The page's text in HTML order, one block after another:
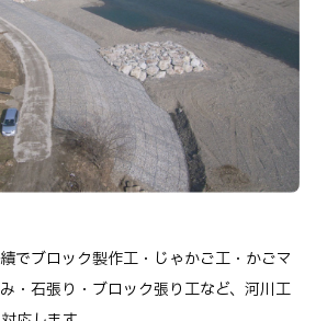
でブロック製作工・じゃかご工・かごマ
・石張り・ブロック張り工など、河川工